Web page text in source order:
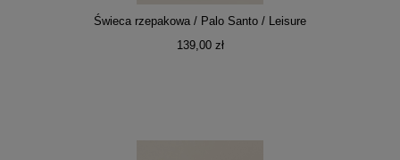
Świeca rzepakowa / Palo Santo / Leisure
139,00 zł